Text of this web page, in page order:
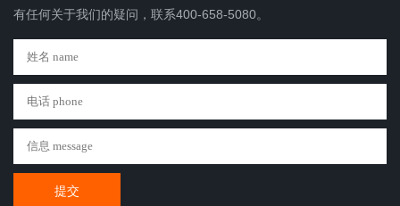
有任何关于我们的疑问，联系400-658-5080。
提交